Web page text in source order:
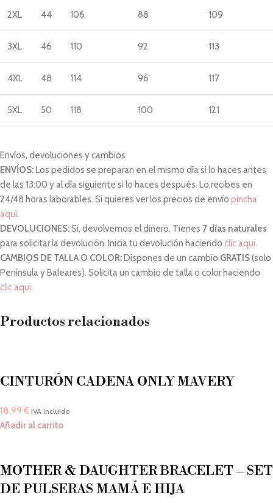
2XL 44 106 88 109
3XL 46 110 92 113
4XL 48 114 96 117
5XL 50 118 100 121
Envíos, devoluciones y cambios
ENVÍOS:Los pedidos se preparan en el mismo día si lo haces antes
de las 13:00 y al día siguiente si lo haces después. Lo recibes en
24/48 horas laborables. Si quieres ver los precios de envío pincha
aquí.
DEVOLUCIONES:Sí, devolvemos el dinero. Tienes 7 días naturales
para solicitar la devolución. Inicia tu devolución haciendo clic aquí.
CAMBIOS DE TALLA O COLOR:Dispones de un cambio GRATIS(solo
Península y Baleares). Solicita un cambio de talla o color haciendo
clic aquí.
Productos relacionados
CINTURÓN CADENA ONLY MAVERY
18,99 € IVA incluido
Añadir al carrito
MOTHER & DAUGHTER BRACELET – SET
DE PULSERAS MAMÁ E HIJA